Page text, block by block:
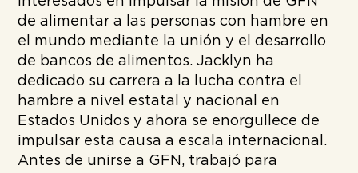
DONACIONES
de alimentar a las personas con hambre en
el mundo mediante la unión y el desarrollo
de bancos de alimentos. Jacklyn ha
dedicado su carrera a la lucha contra el
hambre a nivel estatal y nacional en
Estados Unidos y ahora se enorgullece de
impulsar esta causa a escala internacional.
Antes de unirse a GFN, trabajó para